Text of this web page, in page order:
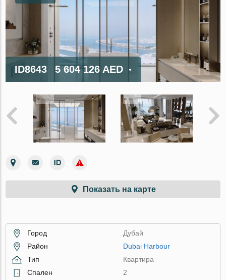
ID8643 5 604 126 AED
Показать на карте
Город
Дубай
Район
Dubai Harbour
Тип
Квартира
Спален
2